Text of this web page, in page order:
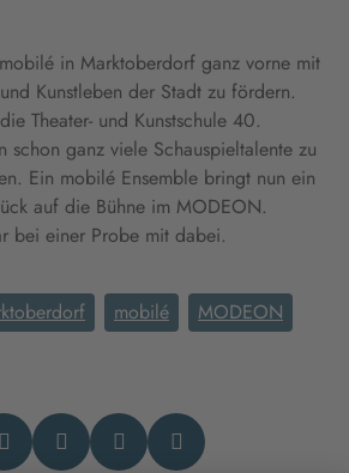
in Marktoberdorf ganz vorne mit
Kunstleben der Stadt zu fördern.
Theater- und Kunstschule 40.
schon ganz viele Schauspieltalente zu
Ein mobilé Ensemble bringt nun ein
auf die Bühne im MODEON.
bei einer Probe mit dabei.
mobilé
MODEON